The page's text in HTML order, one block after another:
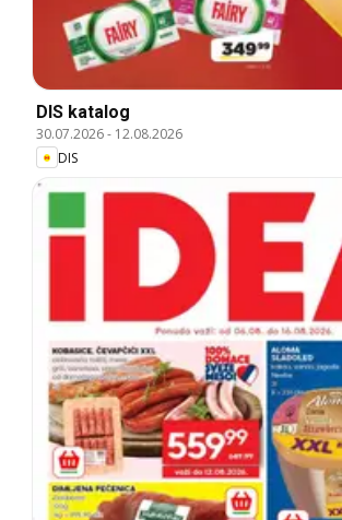
DIS katalog
30.07.2026- 12.08.2026
DIS